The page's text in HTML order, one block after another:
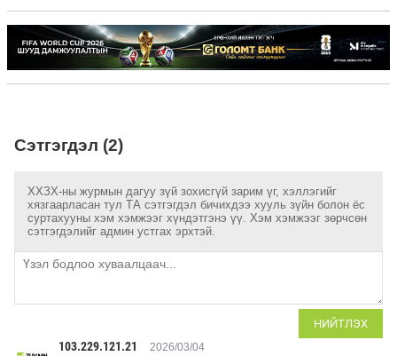
Сэтгэгдэл (2)
ХХЗХ-ны журмын дагуу зүй зохисгүй зарим үг, хэллэгийг
хязгаарласан тул ТА сэтгэгдэл бичихдээ хууль зүйн болон ёс
суртахууны хэм хэмжээг хүндэтгэнэ үү. Хэм хэмжээг зөрчсөн
сэтгэгдэлийг админ устгах эрхтэй.
НИЙТЛЭХ
103.229.121.21 2026/03/04